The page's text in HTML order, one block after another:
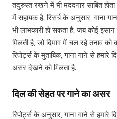
तंदुरुस्त रखने में भी मददगार साबित
में सहायक है. रिसर्च के अनुसार, गाना
भी लाभकारी हो सकता है. जब कोई इंसान
मिलती है, जो दिमाग में चल रहे तनाव
रिपोर्ट्स के मुताबिक, गाना गाने से हमारे
असर देखने को मिलता है.
दिल की सेहत पर गाने का असर
रिपोर्ट्स के अनुसार, गाना गाने से हमारे